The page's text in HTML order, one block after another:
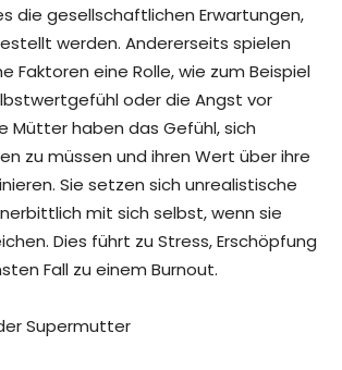
die gesellschaftlichen Erwartungen,
werden. Andererseits spielen
Faktoren eine Rolle, wie zum Beispiel
oder die Angst vor
Mütter haben das Gefühl, sich
zu müssen und ihren Wert über ihre
Sie setzen sich unrealistische
mit sich selbst, wenn sie
Dies führt zu Stress, Erschöpfung
Fall zu einem Burnout.
Supermutter